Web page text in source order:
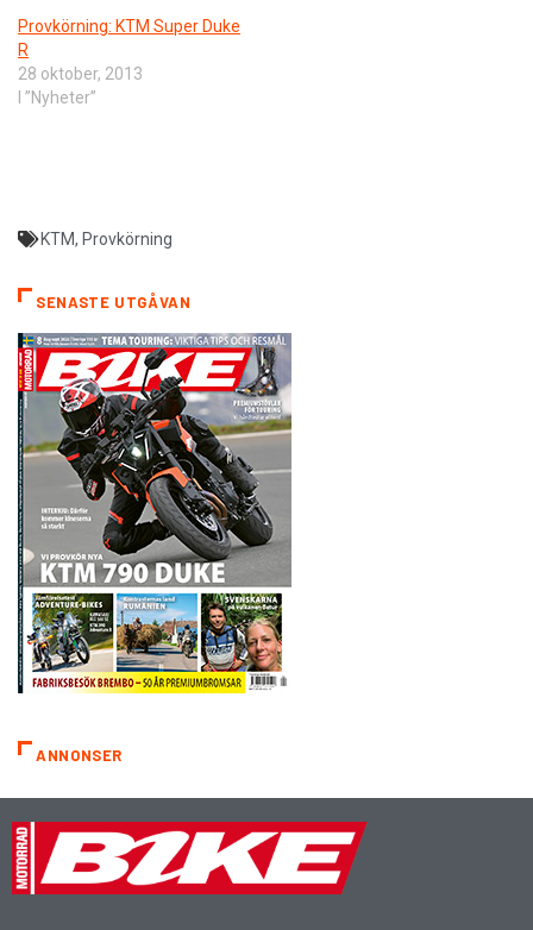
Provkörning: KTM Super Duke
R
28 oktober, 2013
I ”Nyheter”
KTM, Provkörning
SENASTE UTGÅVAN
ANNONSER